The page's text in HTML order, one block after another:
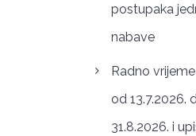
postupaka
nabave
Radno
od 13.7.2026.
31.8.2026. i